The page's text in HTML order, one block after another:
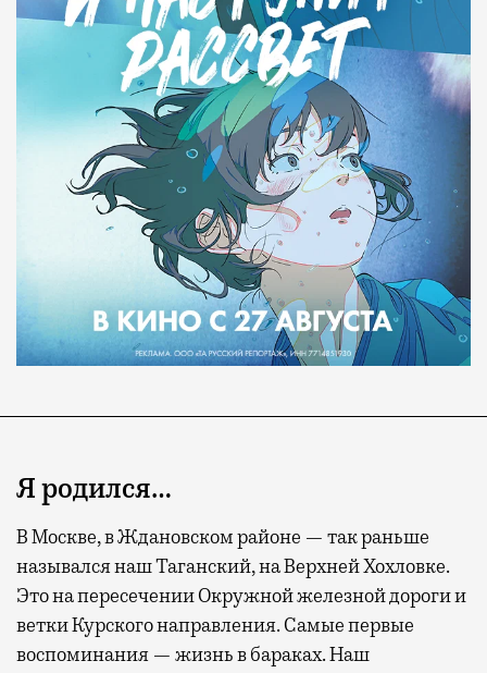
Я родился…
В Москве, в Ждановском районе — так раньше
назывался наш Таганский, на Верхней Хохловке.
Это на пересечении Окружной железной дороги и
ветки Курского направления. Самые первые
воспоминания — жизнь в бараках. Наш